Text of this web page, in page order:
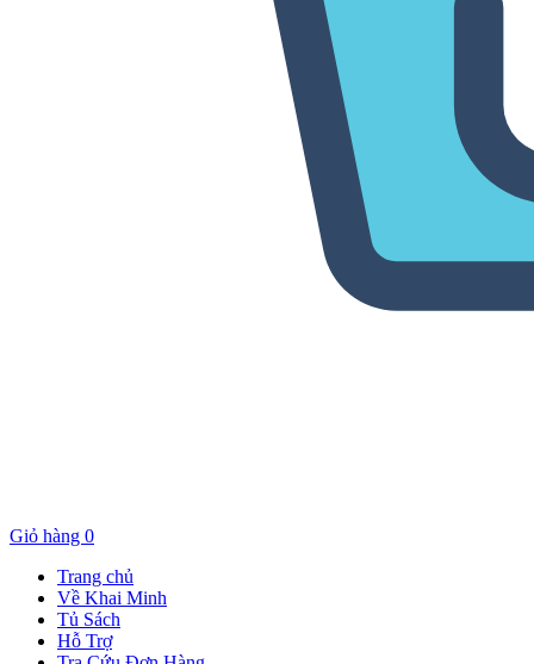
Giỏ hàng 0
Trang chủ
Về Khai Minh
Tủ Sách
Hỗ Trợ